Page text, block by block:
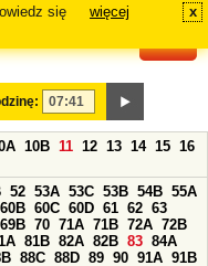
się
więcej x
10B 11 12 13 14 15 16
52 53A 53C 53B 54B 55A
60B 60C 60D 61 62 63
69B 70 71A 71B 72A 72B
81B 82A 82B 83 84A
88C 88D 89 90 91A 91B